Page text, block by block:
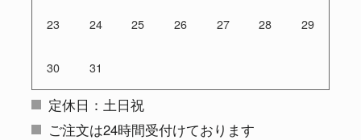
23 24 25 26 27 28 29
30 31
定休日：土日祝
ご注文は24時間受付けております